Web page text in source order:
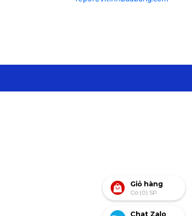
Giỏ hàng
Có (0) SP
Chat Zalo